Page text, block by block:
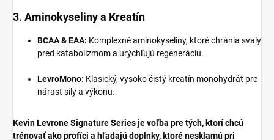
3. Aminokyseliny a Kreatín
BCAA & EAA: Komplexné aminokyseliny, ktoré chránia svaly
pred katabolizmom a urýchľujú regeneráciu.
LevroMono: Klasický, vysoko čistý kreatín monohydrát pre
nárast sily a výkonu.
Kevin Levrone Signature Series je voľba pre tých, ktorí chcú
trénovať ako profíci a hľadajú doplnky, ktoré nesklamú pri